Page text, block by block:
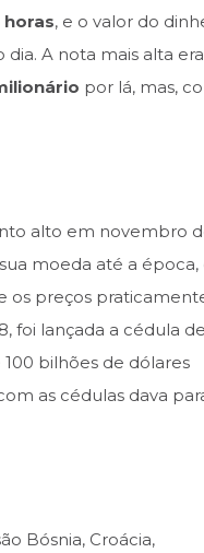
horas, e o valor do
A nota mais alta
por lá, mas,
alto em novembro
moeda até a época,
os preços
foi lançada a cédula
bilhões de dólares
as cédulas dava
Bósnia, Croácia,